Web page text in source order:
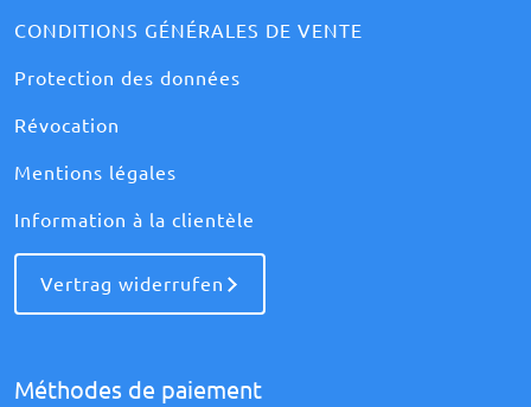
CONDITIONS GÉNÉRALES DE VENTE
Protection des données
Révocation
Mentions légales
Information à la clientèle
Vertrag widerrufen
Méthodes de paiement